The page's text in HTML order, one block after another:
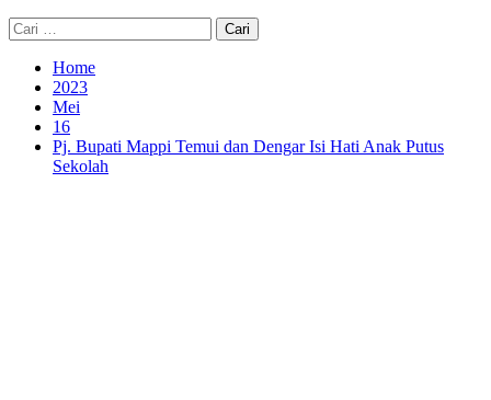
Cari
untuk:
Home
2023
Mei
16
Pj. Bupati Mappi Temui dan Dengar Isi Hati Anak Putus
Sekolah